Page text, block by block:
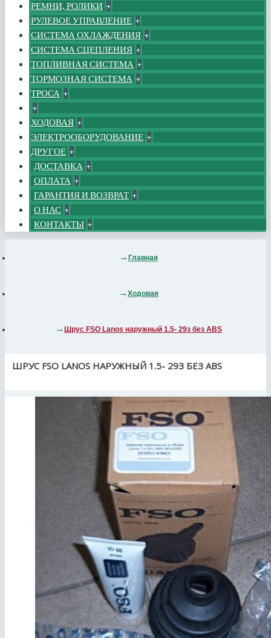
РЕМНИ, РОЛИКИ +
РУЛЕВОЕ УПРАВЛЕНИЕ +
СИСТЕМА ОХЛАЖДЕНИЯ +
СИСТЕМА СЦЕПЛЕНИЯ +
ТОПЛИВНАЯ СИСТЕМА +
ТОРМОЗНАЯ СИСТЕМА +
ТРОСА +
+
ХОДОВАЯ +
ЭЛЕКТРООБОРУДОВАНИЕ +
ДРУГОЕ +
ДОСТАВКА +
ОПЛАТА +
ГАРАНТИЯ И ВОЗВРАТ +
О НАС +
КОНТАКТЫ +
Главная
Ходовая
Шрус FSO Lanos наружный 1.5- 29з без АВS
ШРУС FSO LANOS НАРУЖНЫЙ 1.5- 29З БЕЗ АВS